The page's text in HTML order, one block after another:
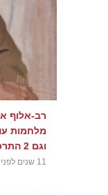
רב-אלוף
וגם 2 התרסקויות מטוס
11 שנים לפני